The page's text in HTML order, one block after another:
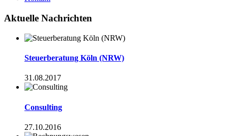
Aktuelle Nachrichten
Steuerberatung Köln (NRW)
31.08.2017
Consulting
27.10.2016